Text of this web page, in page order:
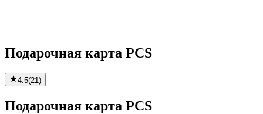
Подарочная карта PCS
4.5(21 )
Подарочная карта PCS